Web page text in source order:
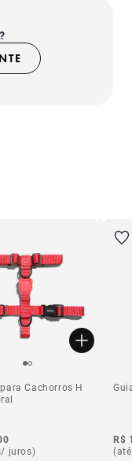
Cachorros H
juros)
R$